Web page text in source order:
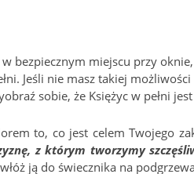
bezpiecznym miejscu przy
Jeśli nie masz takiej
sobie, że Księżyc w pełni
to, co jest celem Twojego
z którym tworzymy
ją do świecznika na